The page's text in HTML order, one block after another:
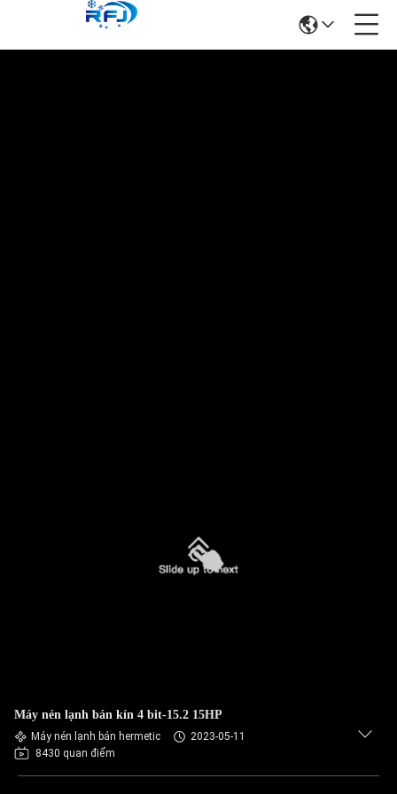
Máy nén lạnh bán kín 4 bit-15.2 15HP
Máy nén lạnh bán hermetic
2023-05-11
8430 quan điểm